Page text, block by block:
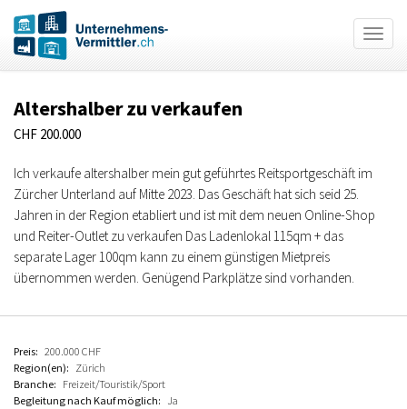
Direkt
Inhalt
Altershalber zu verkaufen
CHF 200.000
Ich verkaufe altershalber mein gut geführtes Reitsportgeschäft im
Zürcher Unterland auf Mitte 2023. Das Geschäft hat sich seid 25.
Jahren in der Region etabliert und ist mit dem neuen Online-Shop
und Reiter-Outlet zu verkaufen Das Ladenlokal 115qm + das
separate Lager 100qm kann zu einem günstigen Mietpreis
übernommen werden. Genügend Parkplätze sind vorhanden.
Preis: 200.000 CHF
Region(en): Zürich
Branche: Freizeit/Touristik/Sport
Begleitung nach Kauf möglich: Ja